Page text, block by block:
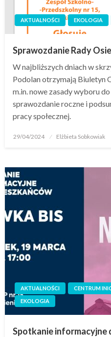
AKTUALNOŚCI EKOLOGIA
Sprawozdanie Rady
W najbliższych dniach w
Podolan otrzymają Biuletyn
m.in. nowe zasady wyboru
sprawozdanie roczne i
pracy społecznej.
29/04/2024 Elżbieta Sobkowiak
AKTUALNOŚCI
CENTRUM
EKOLOGIA
Spotkanie informacyjne